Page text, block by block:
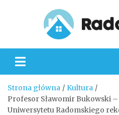
Strona główna
Kultura
Profesor Sławomir Bukowski
Uniwersytetu Radomskiego